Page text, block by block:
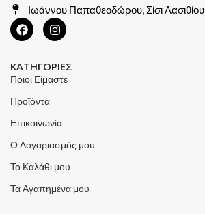
Ιωάννου Παπαθεοδώρου, Σίσι Λασιθίου
ΚΑΤΗΓΟΡΙΕΣ
Ποιοι Είμαστε
Προϊόντα
Επικοινωνία
Ο Λογαριασμός μου
Το Καλάθι μου
Τα Αγαπημένα μου